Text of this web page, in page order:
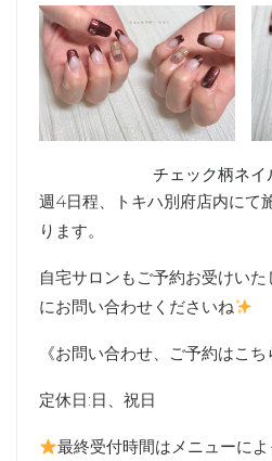
チェック柄ネイ
週4日程、トキハ別府店内にて
ります。
自宅サロンもご予約お受けい
にお問い合わせくださいね
《お問い合わせ、ご予約はこち
定休日:日、祝日
最終受付時間はメニューに